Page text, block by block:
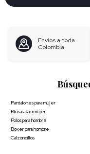
Envíos a toda
Colombia
Pantalones para mujer
Blusas para mujer
Polos para hombre
Boxer para hombre
Calzoncillos